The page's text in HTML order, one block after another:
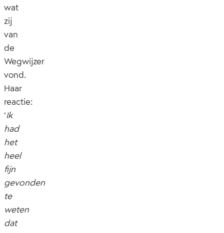
wat
zij
van
de
Wegwijzer
vond.
Haar
reactie:
‘Ik
had
het
heel
fijn
gevonden
te
weten
dat